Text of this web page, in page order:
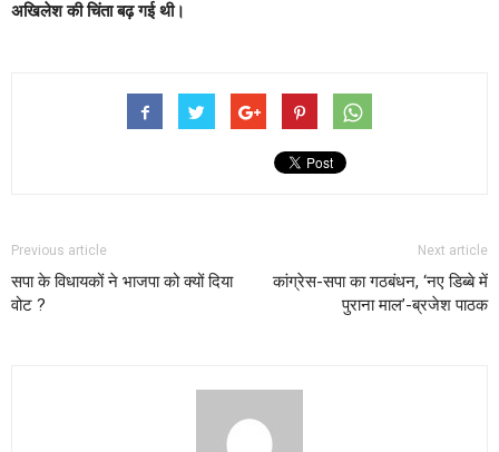
अखिलेश की चिंता बढ़ गई थी।
Previous article
सपा के विधायकों ने भाजपा को क्यों दिया
वोट ?
Next article
कांग्रेस-सपा का गठबंधन, ‘नए डिब्बे में
पुराना माल’-ब्रजेश पाठक